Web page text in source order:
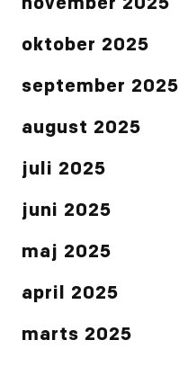
november 2025
oktober 2025
september 2025
august 2025
juli 2025
juni 2025
maj 2025
april 2025
marts 2025